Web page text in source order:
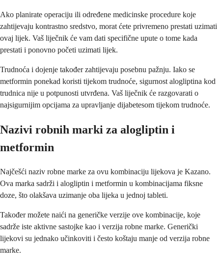
Ako planirate operaciju ili određene medicinske procedure koje
zahtijevaju kontrastno sredstvo, morat ćete privremeno prestati uzimati
ovaj lijek. Vaš liječnik će vam dati specifične upute o tome kada
prestati i ponovno početi uzimati lijek.
Trudnoća i dojenje također zahtijevaju posebnu pažnju. Iako se
metformin ponekad koristi tijekom trudnoće, sigurnost alogliptina kod
trudnica nije u potpunosti utvrđena. Vaš liječnik će razgovarati o
najsigurnijim opcijama za upravljanje dijabetesom tijekom trudnoće.
Nazivi robnih marki za alogliptin i
metformin
Najčešći naziv robne marke za ovu kombinaciju lijekova je Kazano.
Ova marka sadrži i alogliptin i metformin u kombinacijama fiksne
doze, što olakšava uzimanje oba lijeka u jednoj tableti.
Također možete naići na generičke verzije ove kombinacije, koje
sadrže iste aktivne sastojke kao i verzija robne marke. Generički
lijekovi su jednako učinkoviti i često koštaju manje od verzija robne
marke.